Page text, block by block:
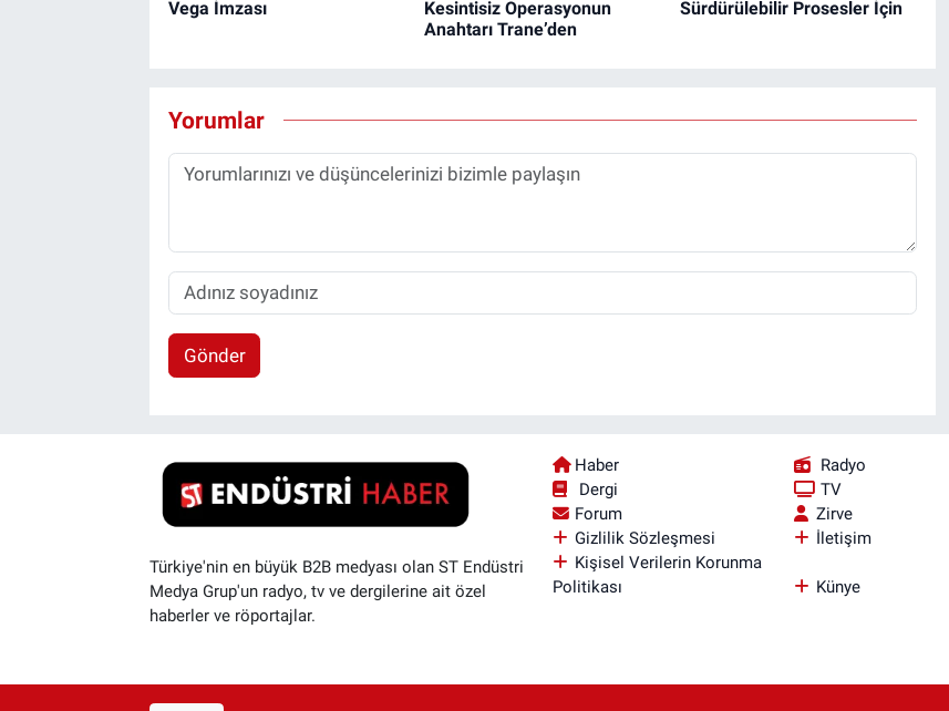
Vega İmzası
Kesintisiz Operasyonun
Anahtarı Trane’den
Sürdürülebilir Prosesler İçin
Yorumlar
Gönder
Türkiye'nin en büyük B2B medyası olan ST Endüstri
Medya Grup'un radyo, tv ve dergilerine ait özel
haberler ve röportajlar.
Haber
Radyo
Dergi
TV
Forum
Zirve
Gizlilik Sözleşmesi
İletişim
Kişisel Verilerin Korunma
Politikası
Künye